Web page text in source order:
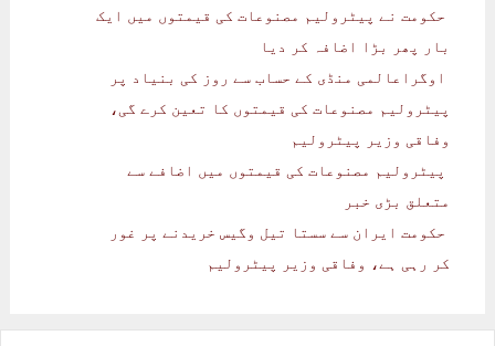
حکومت نے پیٹرولیم مصنوعات کی قیمتوں میں ایک
بار پھر بڑا اضافہ کر دیا
اوگراعالمی منڈی کے حساب سے روز کی بنیاد پر
پیٹرولیم مصنوعات کی قیمتوں کا تعین کرے گی،
وفاقی وزیر پیٹرولیم
پیٹرولیم مصنوعات کی قیمتوں میں اضافے سے
متعلق بڑی خبر
حکومت ایران سے سستا تیل وگیس خریدنے پر غور
کر رہی ہے، وفاقی وزیر پیٹرولیم